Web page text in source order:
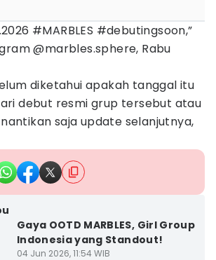
#MARBLES #debutingsoon,”
@marbles.sphere, Rabu
diketahui apakah tanggal itu
debut resmi grup tersebut atau
saja update selanjutnya,
Gaya OOTD MARBLES, Girl Group
Indonesia yang Standout!
04 Jun 2026, 11:54 WIB